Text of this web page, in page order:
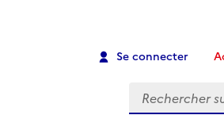
Se connecter
Recherche